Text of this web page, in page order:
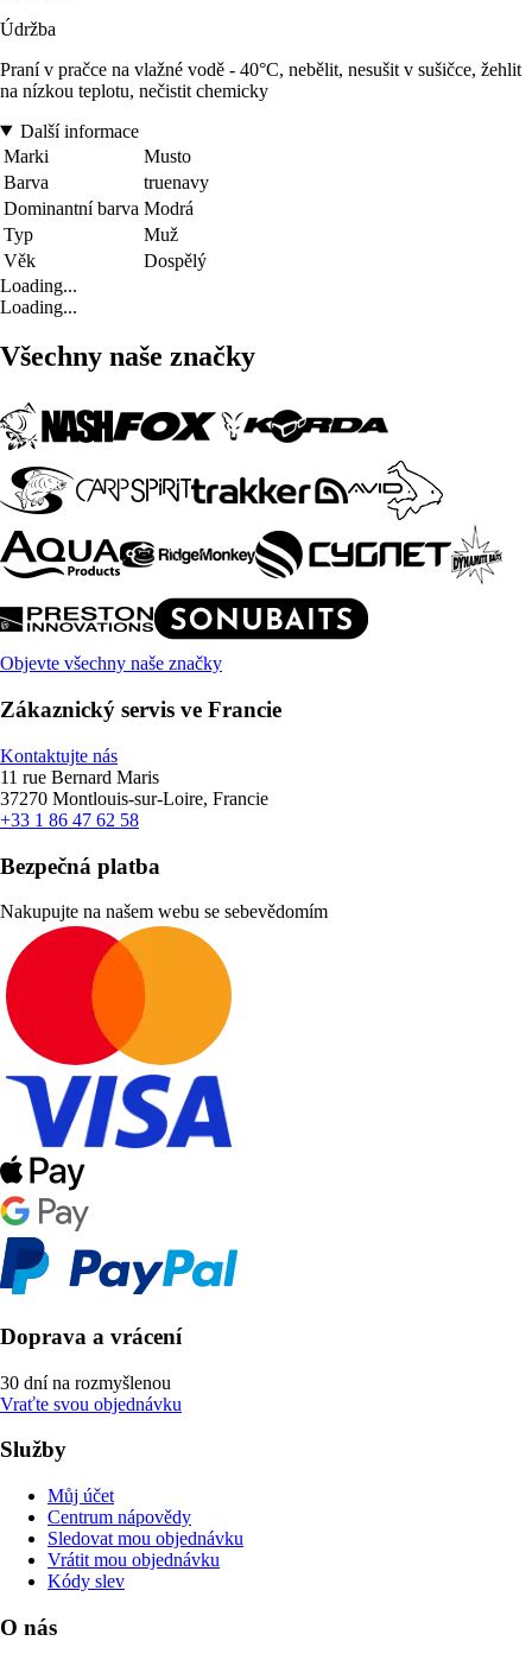
Údržba
Praní v pračce na vlažné vodě - 40°C, nebělit, nesušit v sušičce, žehlit
na nízkou teplotu, nečistit chemicky
Další informace
Marki
Musto
Barva
truenavy
Dominantní barva Modrá
Typ
Muž
Věk
Dospělý
Loading...
Loading...
Všechny naše značky
Objevte všechny naše značky
Zákaznický servis ve Francie
Kontaktujte nás
11 rue Bernard Maris
37270 Montlouis-sur-Loire, Francie
+33 1 86 47 62 58
Bezpečná platba
Nakupujte na našem webu se sebevědomím
Doprava a vrácení
30 dní na rozmyšlenou
Vraťte svou objednávku
Služby
Můj účet
Centrum nápovědy
Sledovat mou objednávku
Vrátit mou objednávku
Kódy slev
O nás